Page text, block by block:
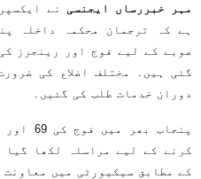
مہر خبررساں ایجنسی
نے
ہے کہ ترجمان محکمہ داخلہ
دوران خدمات طلب کی گئیں۔
کرنے کے لیے مراسلہ لکھا
کے مطابق سیکیورٹی میں معاونت